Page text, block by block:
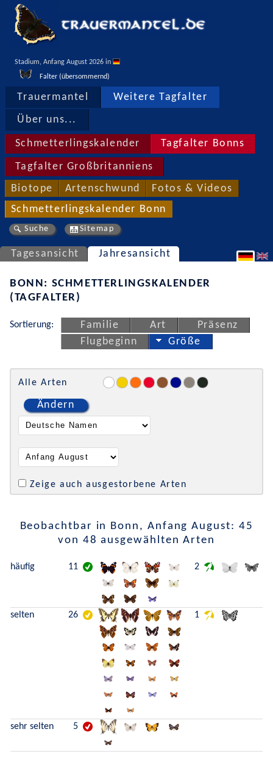
Stadium, Anfang August 2026 in
Falter (übersommernd)
Trauermantel Weitere Tagfalter
Über uns...
Schmetterlingskalender Tagfalter Bonns
Tagfalter Großbritanniens
Biotope Artenschwund Fotos & Videos
Schmetterlingskalender Bonn
Suche Sitemap
Tagesansicht Jahresansicht
BONN: SCHMETTERLINGSKALENDER
(TAGFALTER)
Sortierung: Familie Art
Präsenz
Flugbeginn
Größe
Alle Arten
Ändern
Zeige auch ausgestorbene Arten
Beobachtbar in Bonn, Anfang August: 45
von 48 ausgewählten Arten
häufig 11 2
selten 26 1
sehr selten 5